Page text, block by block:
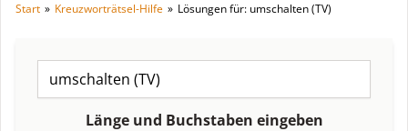
Start » Kreuzworträtsel-Hilfe » Lösungen für: umschalten (TV)
Länge und Buchstaben eingeben